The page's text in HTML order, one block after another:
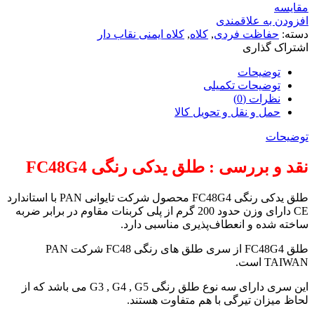
مقایسه
افزودن به علاقمندی
دسته: حفاظت فردی, کلاه, کلاه ایمنی نقاب دار
اشتراک گذاری
توضیحات
توضیحات تکمیلی
نظرات (0)
حمل و نقل و تحویل کالا
توضیحات
نقد و بررسی : طلق یدکی رنگی FC48G4
طلق یدکی رنگی FC48G4 محصول شرکت تایوانی PAN با استاندارد
CE دارای وزن حدود 200 گرم از پلی کربنات مقاوم در برابر ضربه
ساخته شده و انعطاف‌پذیری مناسبی دارد.
طلق FC48G4 از سری طلق های رنگی FC48 شرکت PAN
TAIWAN است.
این سری دارای سه نوع طلق رنگی G3 , G4 , G5 می باشد که از
لحاظ میزان تیرگی با هم متفاوت هستند.